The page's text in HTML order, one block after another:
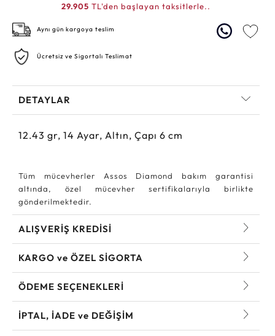
29.905 TL'den başlayan taksitlerle..
Aynı gün kargoya teslim
Ücretsiz ve Sigortalı Teslimat
DETAYLAR
12.43 gr, 14 Ayar, Altın, Çapı 6 cm
Tüm mücevherler Assos Diamond bakım garantisi
altında, özel mücevher sertifikalarıyla birlikte
gönderilmektedir.
ALIŞVERİŞ KREDİSİ
KARGO ve ÖZEL SİGORTA
ÖDEME SEÇENEKLERİ
İPTAL, İADE ve DEĞİŞİM